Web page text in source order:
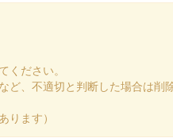
ブースにて販売された
ブースにて販売された
ださい。
、不適切と判断した場合は削
ります）